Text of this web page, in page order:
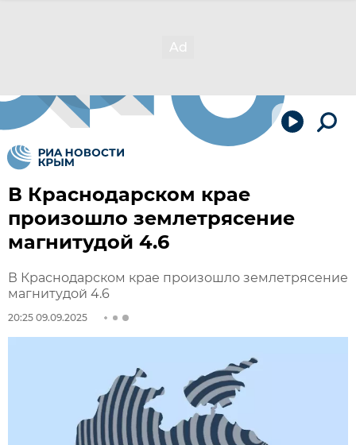
В Краснодарском крае
произошло землетрясение
магнитудой 4.6
В Краснодарском крае произошло землетрясение
магнитудой 4.6
20:25 09.09.2025